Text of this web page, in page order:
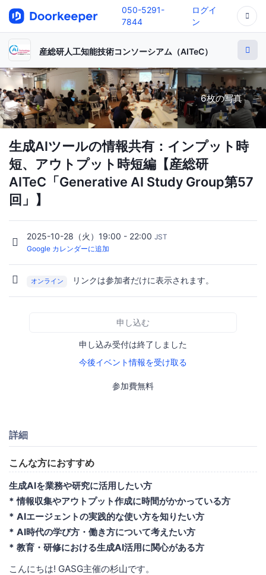
050-5291-
7844
ログイ
ン
産総研人工知能技術コンソーシアム（AITeC）
6枚の写真
生成AIツールの情報共有：インプット時
短、アウトプット時短編【産総研
AITeC「Generative AI Study Group第57
回」】
2025-10-28（火）19:00 - 22:00 JST
Google カレンダーに追加
オンライン リンクは参加者だけに表示されます。
申し込む
申し込み受付は終了しました
今後イベント情報を受け取る
参加費無料
詳細
こんな方におすすめ
生成AIを業務や研究に活用したい方
* 情報収集やアウトプット作成に時間がかかっている方
* AIエージェントの実践的な使い方を知りたい方
* AI時代の学び方・働き方について考えたい方
* 教育・研修における生成AI活用に関心がある方
こんにちは! GASG主催の杉山です。